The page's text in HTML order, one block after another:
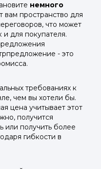
немного
вам пространство для
что может
и для покупателя.
- это
требованиях к
чем вы хотели бы.
цена учитывает этот
получится
или получить более
гибкости в